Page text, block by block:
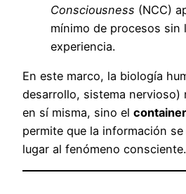
Consciousness (NCC)
mínimo de procesos sin
experiencia.
En este marco, la biología
desarrollo, sistema nervioso)
en sí misma, sino el
permite que la información
lugar al fenómeno consciente.